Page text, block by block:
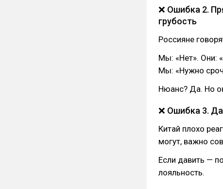
❌ Ошибка 2.
грубость
Россияне
Мы: «Нет». Они:
Мы: «Нужно
Нюанс? Да. Но
❌ Ошибка 3.
Китай плохо
могут, важно
Если давить —
лояльность.